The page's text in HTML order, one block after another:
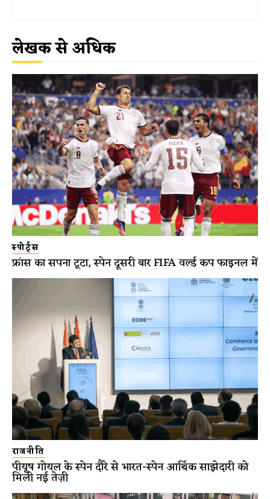
लेखक से अधिक
स्पोर्ट्स
फ्रांस का सपना टूटा, स्पेन दूसरी बार FIFA वर्ल्ड कप फाइनल में
राजनीति
पीयूष गोयल के स्पेन दौरे से भारत-स्पेन आर्थिक साझेदारी को
मिली नई तेज़ी